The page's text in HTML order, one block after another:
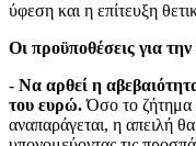
ύφεση και η επίτευξη
Οι προϋποθέσεις για την
- Να αρθεί η
του ευρώ.Όσο το ζήτημα
αναπαράγεται, η απειλή